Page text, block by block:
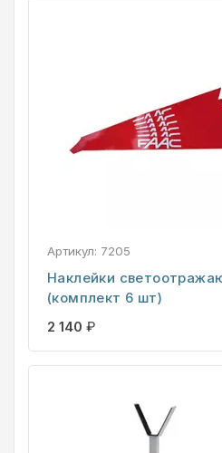
Артикул: 7205
Наклейки
(комплект 6 шт)
2 140 ₽